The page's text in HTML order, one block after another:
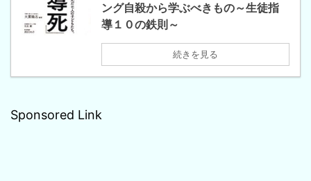
ング自殺から学ぶべきもの～生徒指
導１０の鉄則～
続きを見る
Sponsored Link